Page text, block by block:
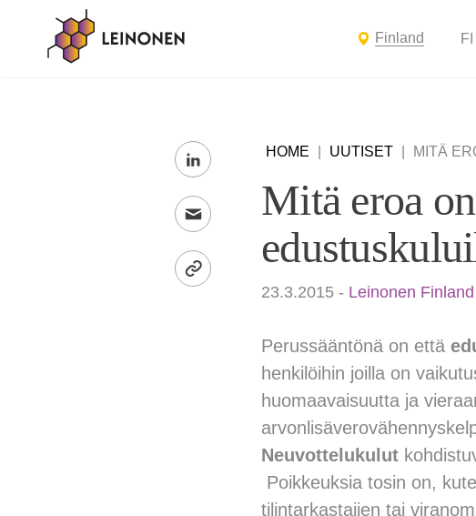
Finland FI
HOME UUTISET MITÄ
Mitä eroa
23.3.2015 - Leinonen Finland
Perussääntönä on että
henkilöihin joilla on
huomaavaisuutta ja
Neuvottelukulut
Poikkeuksia tosin on,
tilintarkastajien tai